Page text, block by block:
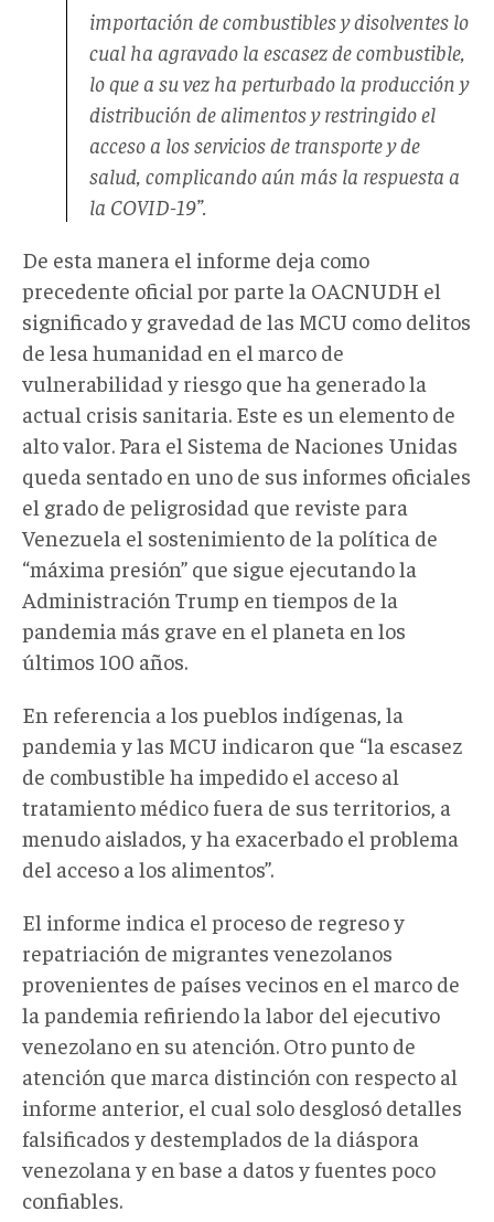
importación de combustibles y disolventes lo
cual ha agravado la escasez de combustible,
lo que a su vez ha perturbado la producción y
distribución de alimentos y restringido el
acceso a los servicios de transporte y de
salud, complicando aún más la respuesta a
la COVID-19”.
De esta manera el informe deja como
precedente oficial por parte la OACNUDH el
significado y gravedad de las MCU como delitos
de lesa humanidad en el marco de
vulnerabilidad y riesgo que ha generado la
actual crisis sanitaria. Este es un elemento de
alto valor. Para el Sistema de Naciones Unidas
queda sentado en uno de sus informes oficiales
el grado de peligrosidad que reviste para
Venezuela el sostenimiento de la política de
“máxima presión” que sigue ejecutando la
Administración Trump en tiempos de la
pandemia más grave en el planeta en los
últimos 100 años.
En referencia a los pueblos indígenas, la
pandemia y las MCU indicaron que “la escasez
de combustible ha impedido el acceso al
tratamiento médico fuera de sus territorios, a
menudo aislados, y ha exacerbado el problema
del acceso a los alimentos”.
El informe indica el proceso de regreso y
repatriación de migrantes venezolanos
provenientes de países vecinos en el marco de
la pandemia refiriendo la labor del ejecutivo
venezolano en su atención. Otro punto de
atención que marca distinción con respecto al
informe anterior, el cual solo desglosó detalles
falsificados y destemplados de la diáspora
venezolana y en base a datos y fuentes poco
confiables.